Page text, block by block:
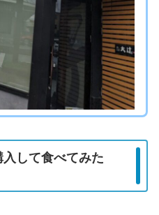
して食べてみた